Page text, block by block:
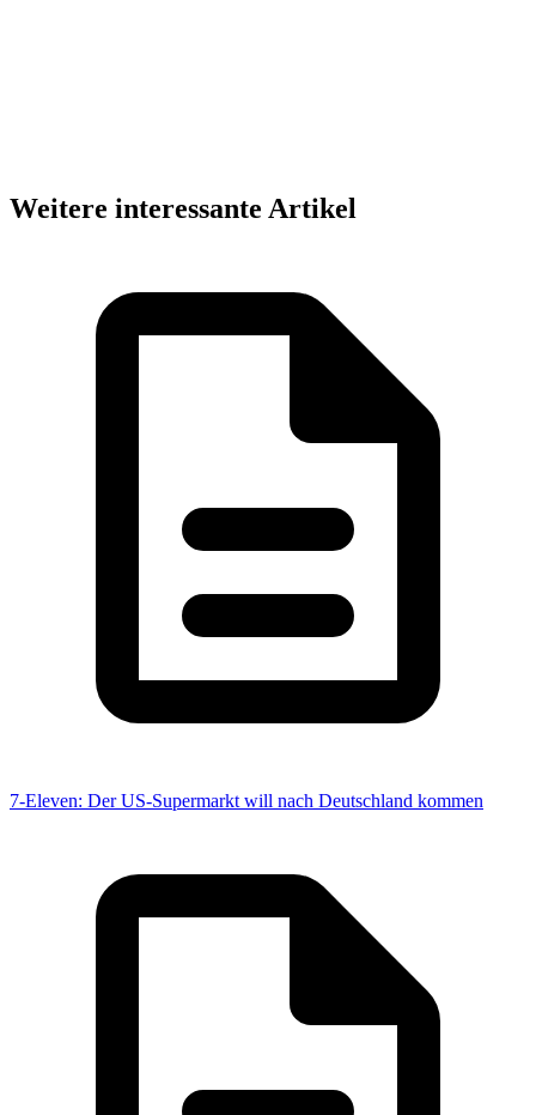
Weitere interessante Artikel
7-Eleven: Der US-Supermarkt will nach Deutschland kommen